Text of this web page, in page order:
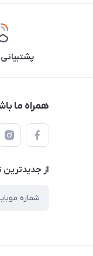
پشتیبانی ۲۴
همراه ما
از